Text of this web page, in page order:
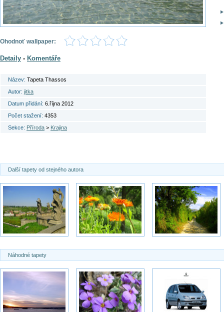
Ohodnoť wallpaper:
Detaily - Komentáře
Název: Tapeta Thassos
Autor: jitka
Datum přidání: 6.října 2012
Počet stažení: 4353
Sekce: Příroda > Krajina
Další tapety od stejného autora
Náhodné tapety